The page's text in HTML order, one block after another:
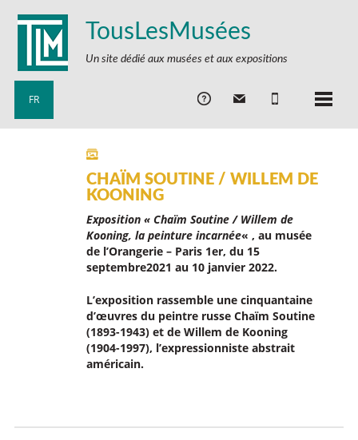
TousLesMusées
Un site dédié aux musées et aux expositions
FR
CHAÏM SOUTINE / WILLEM DE
KOONING
Exposition « Chaïm Soutine / Willem de
Kooning, la peinture incarnée« , au musée
de l’Orangerie – Paris 1er, du 15
septembre2021 au 10 janvier 2022.
L’exposition rassemble une cinquantaine
d’œuvres du peintre russe Chaïm Soutine
(1893-1943) et de Willem de Kooning
(1904-1997), l’expressionniste abstrait
américain.